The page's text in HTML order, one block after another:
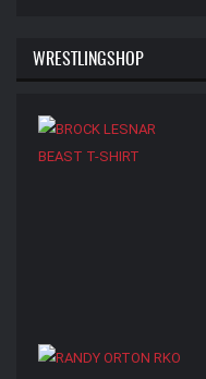
WRESTLINGSHOP